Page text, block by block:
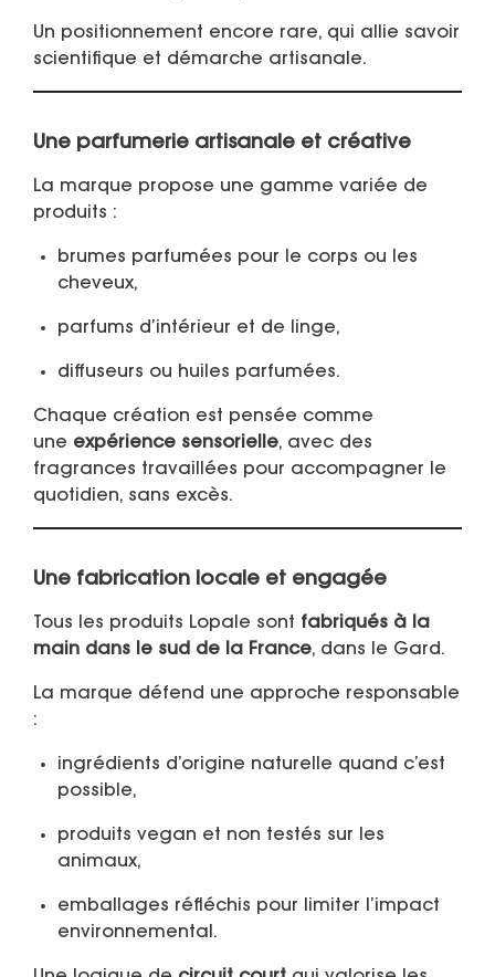
Un positionnement encore rare, qui allie savoir
scientifique et démarche artisanale.
Une parfumerie artisanale et créative
La marque propose une gamme variée de
produits :
brumes parfumées pour le corps ou les
cheveux,
parfums d’intérieur et de linge,
diffuseurs ou huiles parfumées.
Chaque création est pensée comme
une expérience sensorielle, avec des
fragrances travaillées pour accompagner le
quotidien, sans excès.
Une fabrication locale et engagée
Tous les produits Lopale sont fabriqués à la
main dans le sud de la France, dans le Gard.
La marque défend une approche responsable
:
ingrédients d’origine naturelle quand c’est
possible,
produits vegan et non testés sur les
animaux,
emballages réfléchis pour limiter l’impact
environnemental.